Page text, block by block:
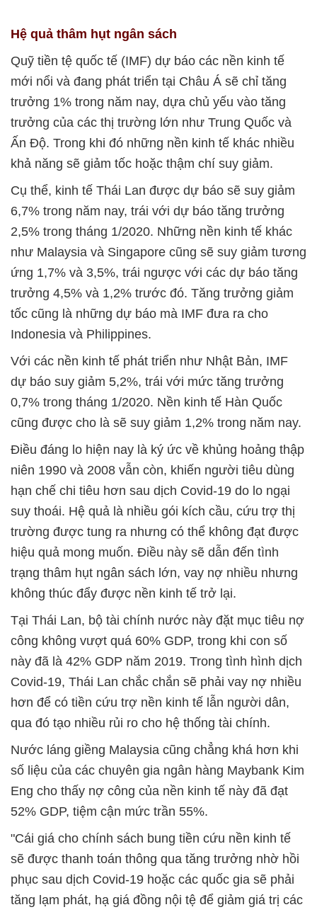
Hệ quả thâm hụt ngân sách
Quỹ tiền tệ quốc tế (IMF) dự báo các nền kinh tế
mới nổi và đang phát triển tại Châu Á sẽ chỉ tăng
trưởng 1% trong năm nay, dựa chủ yếu vào tăng
trưởng của các thị trường lớn như Trung Quốc và
Ấn Độ. Trong khi đó những nền kinh tế khác nhiều
khả năng sẽ giảm tốc hoặc thậm chí suy giảm.
Cụ thể, kinh tế Thái Lan được dự báo sẽ suy giảm
6,7% trong năm nay, trái với dự báo tăng trưởng
2,5% trong tháng 1/2020. Những nền kinh tế khác
như Malaysia và Singapore cũng sẽ suy giảm tương
ứng 1,7% và 3,5%, trái ngược với các dự báo tăng
trưởng 4,5% và 1,2% trước đó. Tăng trưởng giảm
tốc cũng là những dự báo mà IMF đưa ra cho
Indonesia và Philippines.
Với các nền kinh tế phát triển như Nhật Bản, IMF
dự báo suy giảm 5,2%, trái với mức tăng trưởng
0,7% trong tháng 1/2020. Nền kinh tế Hàn Quốc
cũng được cho là sẽ suy giảm 1,2% trong năm nay.
Điều đáng lo hiện nay là ký ức về khủng hoảng thập
niên 1990 và 2008 vẫn còn, khiến người tiêu dùng
hạn chế chi tiêu hơn sau dịch Covid-19 do lo ngại
suy thoái. Hệ quả là nhiều gói kích cầu, cứu trợ thị
trường được tung ra nhưng có thể không đạt được
hiệu quả mong muốn. Điều này sẽ dẫn đến tình
trạng thâm hụt ngân sách lớn, vay nợ nhiều nhưng
không thúc đẩy được nền kinh tế trở lại.
Tại Thái Lan, bộ tài chính nước này đặt mục tiêu nợ
công không vượt quá 60% GDP, trong khi con số
này đã là 42% GDP năm 2019. Trong tình hình dịch
Covid-19, Thái Lan chắc chắn sẽ phải vay nợ nhiều
hơn để có tiền cứu trợ nền kinh tế lẫn người dân,
qua đó tạo nhiều rủi ro cho hệ thống tài chính.
Nước láng giềng Malaysia cũng chẳng khá hơn khi
số liệu của các chuyên gia ngân hàng Maybank Kim
Eng cho thấy nợ công của nền kinh tế này đã đạt
52% GDP, tiệm cận mức trần 55%.
"Cái giá cho chính sách bung tiền cứu nền kinh tế
sẽ được thanh toán thông qua tăng trưởng nhờ hồi
phục sau dịch Covid-19 hoặc các quốc gia sẽ phải
tăng lạm phát, hạ giá đồng nội tệ để giảm giá trị các